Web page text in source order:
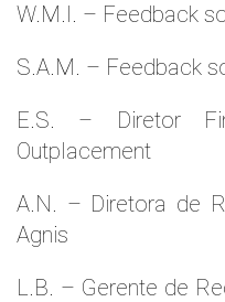
W.M.l. – Feedback
S.A.M. – Feedback
E.S. – Diretor
Outplacement
A.N. – Diretora de
Agnis
L.B. – Gerente de